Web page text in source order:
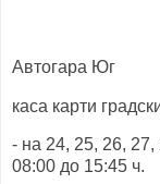
Автогара Юг
каса карти
- на 24, 25, 26, 27,
08:00 до 15:45 ч.